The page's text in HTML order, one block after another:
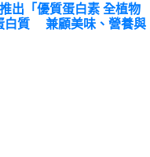
出「優質蛋白素 全植物
白質 兼顧美味、營養與